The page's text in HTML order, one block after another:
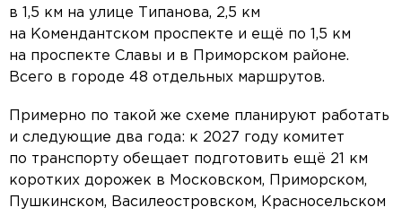
в 1,5 км на улице Типанова, 2,5 км
на Комендантском проспекте и ещё по 1,5 км
на проспекте Славы и в Приморском районе.
Всего в городе 48 отдельных маршрутов.
Примерно по такой же схеме планируют работать
и следующие два года: к 2027 году комитет
по транспорту обещает подготовить ещё 21 км
коротких дорожек в Московском, Приморском,
Пушкинском, Василеостровском, Красносельском